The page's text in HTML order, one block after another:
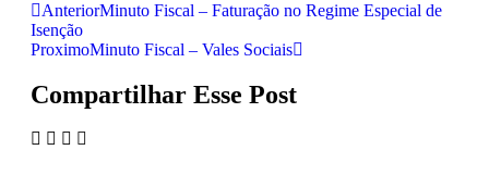
AnteriorMinuto Fiscal – Faturação no Regime Especial de
Isenção
ProximoMinuto Fiscal – Vales Sociais
Compartilhar Esse Post